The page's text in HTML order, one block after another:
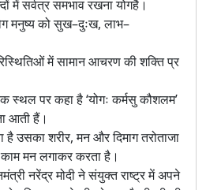
में सर्वत्र समभाव रखना योगहै।
मनुष्य को सुख–दुःख, लाभ–
में सामान आचरण की शक्ति प्र
स्थल पर कहा है ‘योगः कर्मसु कौशलम’
आती हैं।
है उसका शरीर, मन और दिमाग तरोताजा
मन लगाकर करता है।
नरेंद्र मोदी ने संयुक्त राष्ट्र में अपने